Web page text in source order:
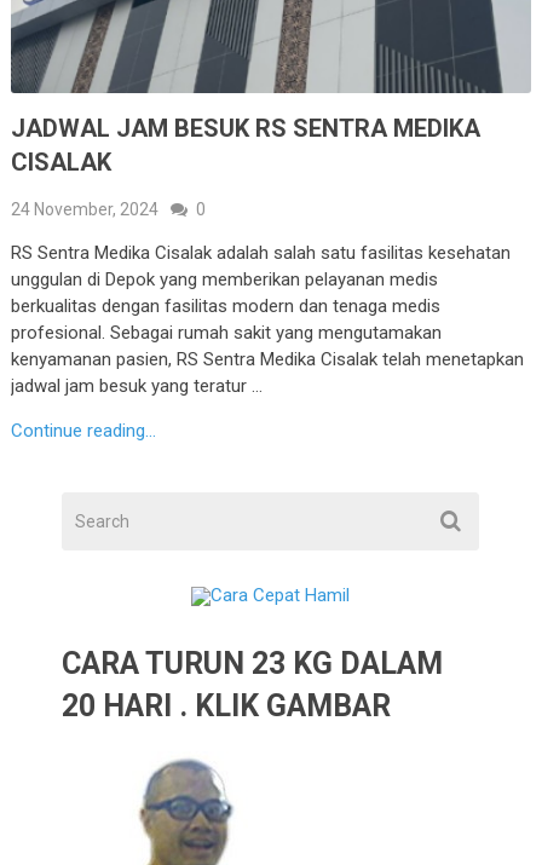
JADWAL JAM BESUK RS SENTRA MEDIKA
CISALAK
24 November, 2024 0
RS Sentra Medika Cisalak adalah salah satu fasilitas kesehatan
unggulan di Depok yang memberikan pelayanan medis
berkualitas dengan fasilitas modern dan tenaga medis
profesional. Sebagai rumah sakit yang mengutamakan
kenyamanan pasien, RS Sentra Medika Cisalak telah menetapkan
jadwal jam besuk yang teratur …
Continue reading...
CARA TURUN 23 KG DALAM
20 HARI . KLIK GAMBAR